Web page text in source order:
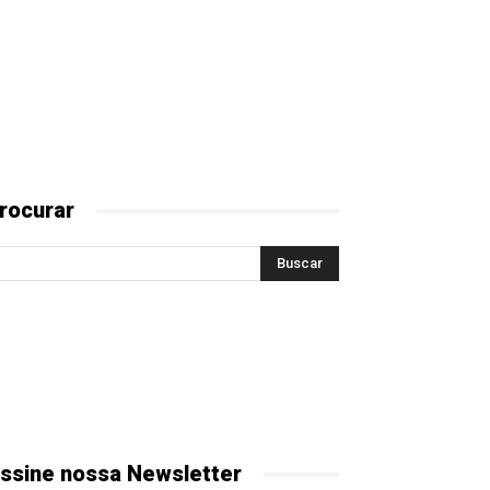
nossa Newsletter